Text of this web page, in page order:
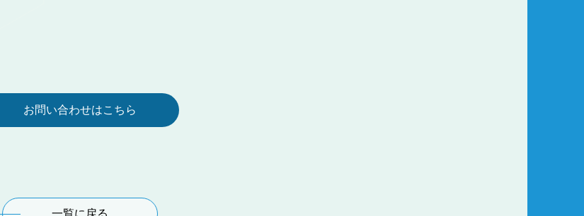
お問い合わせはこちら
一覧に戻る